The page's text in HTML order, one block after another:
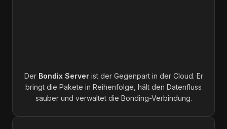
Der Bondix Serverist der Gegenpart in der Cloud. Er
bringt die Pakete in Reihenfolge, hält den Datenfluss
sauber und verwaltet die Bonding-Verbindung.